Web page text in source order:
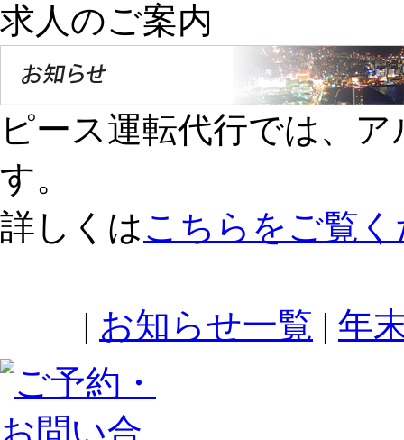
求人のご案内
ピース運転代行では、
す。
詳しくはこちらをご覧
| お知らせ一覧 | 年